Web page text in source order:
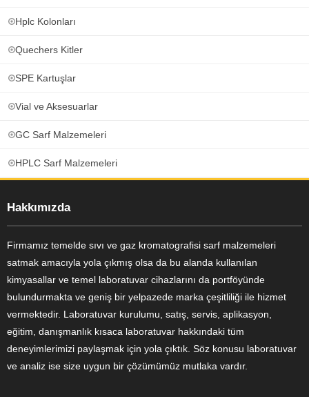
Hplc Kolonları
Quechers Kitler
SPE Kartuşlar
Vial ve Aksesuarlar
GC Sarf Malzemeleri
HPLC Sarf Malzemeleri
Hakkımızda
Firmamız temelde sıvı ve gaz kromatografisi sarf malzemeleri
satmak amacıyla yola çıkmış olsa da bu alanda kullanılan
kimyasallar ve temel laboratuvar cihazlarını da portföyünde
bulundurmakta ve geniş bir yelpazede marka çeşitliliği ile hizmet
vermektedir. Laboratuvar kurulumu, satış, servis, aplikasyon,
eğitim, danışmanlık kısaca laboratuvar hakkındaki tüm
deneyimlerimizi paylaşmak için yola çıktık. Söz konusu laboratuvar
ve analiz ise size uygun bir çözümümüz mutlaka vardır.